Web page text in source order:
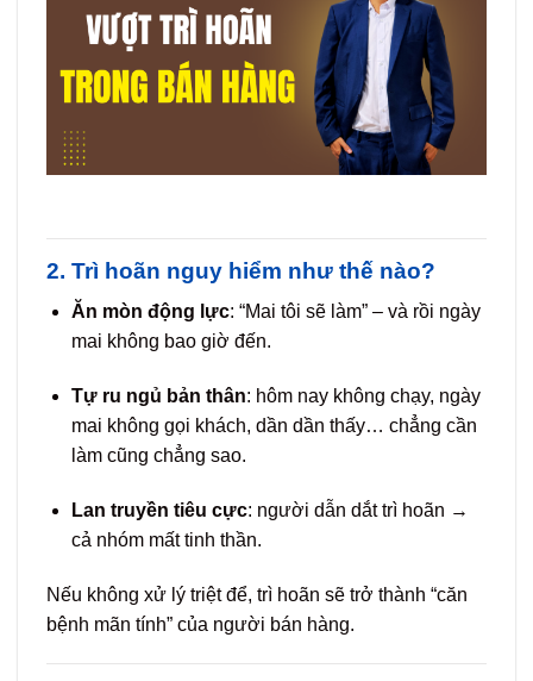
2. Trì hoãn nguy hiểm như thế nào?
Ăn mòn động lực: “Mai tôi sẽ làm” – và rồi ngày
mai không bao giờ đến.
Tự ru ngủ bản thân: hôm nay không chạy, ngày
mai không gọi khách, dần dần thấy… chẳng cần
làm cũng chẳng sao.
Lan truyền tiêu cực: người dẫn dắt trì hoãn →
cả nhóm mất tinh thần.
Nếu không xử lý triệt để, trì hoãn sẽ trở thành “căn
bệnh mãn tính” của người bán hàng.